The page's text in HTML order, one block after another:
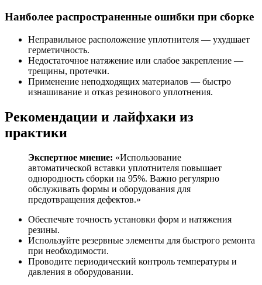
Наиболее распространенные ошибки при сборке
Неправильное расположение уплотнителя — ухудшает
герметичность.
Недостаточное натяжение или слабое закрепление —
трещины, протечки.
Применение неподходящих материалов — быстро
изнашивание и отказ резинового уплотнения.
Рекомендации и лайфхаки из
практики
Экспертное мнение: «Использование
автоматической вставки уплотнителя повышает
однородность сборки на 95%. Важно регулярно
обслуживать формы и оборудования для
предотвращения дефектов.»
Обеспечьте точность установки форм и натяжения
резины.
Используйте резервные элементы для быстрого ремонта
при необходимости.
Проводите периодический контроль температуры и
давления в оборудовании.